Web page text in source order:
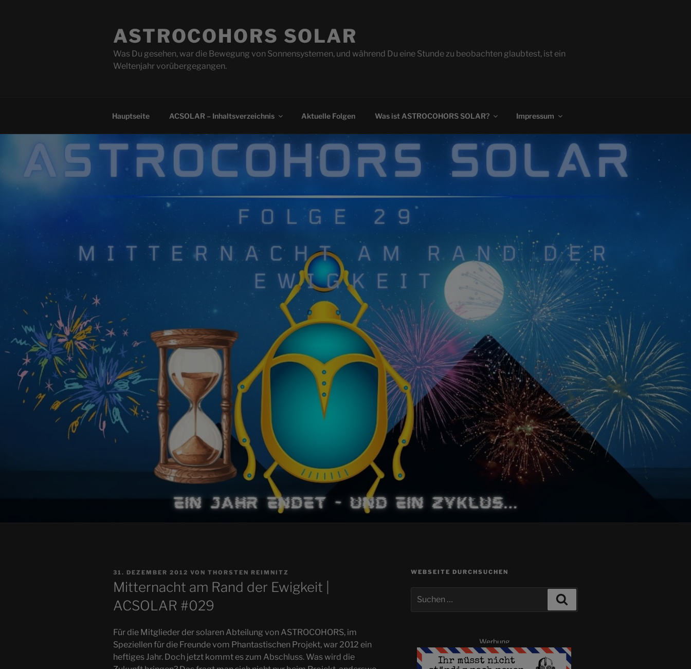
ASTROCOHORS SOLAR
Was Du gesehen, war die Bewegung von Sonnensystemen, und während Du eine Stunde zu beobachten glaubtest, ist ein
Weltenjahr vorübergegangen.
Hauptseite ACSOLAR – Inhaltsverzeichnis Aktuelle Folgen Was ist ASTROCOHORS SOLAR? Impressum
VERÖFFENTLICHT
AM
31. DEZEMBER 2012 VON THORSTEN REIMNITZ
Mitternacht am Rand der Ewigkeit |
ACSOLAR #029
Für die Mitglieder der solaren Abteilung von ASTROCOHORS, im
Speziellen für die Freunde vom Phantastischen Projekt, war 2012 ein
heftiges Jahr. Doch jetzt kommt es zum Abschluss. Was wird die
WEBSEITE DURCHSUCHEN
nach:
Werbung